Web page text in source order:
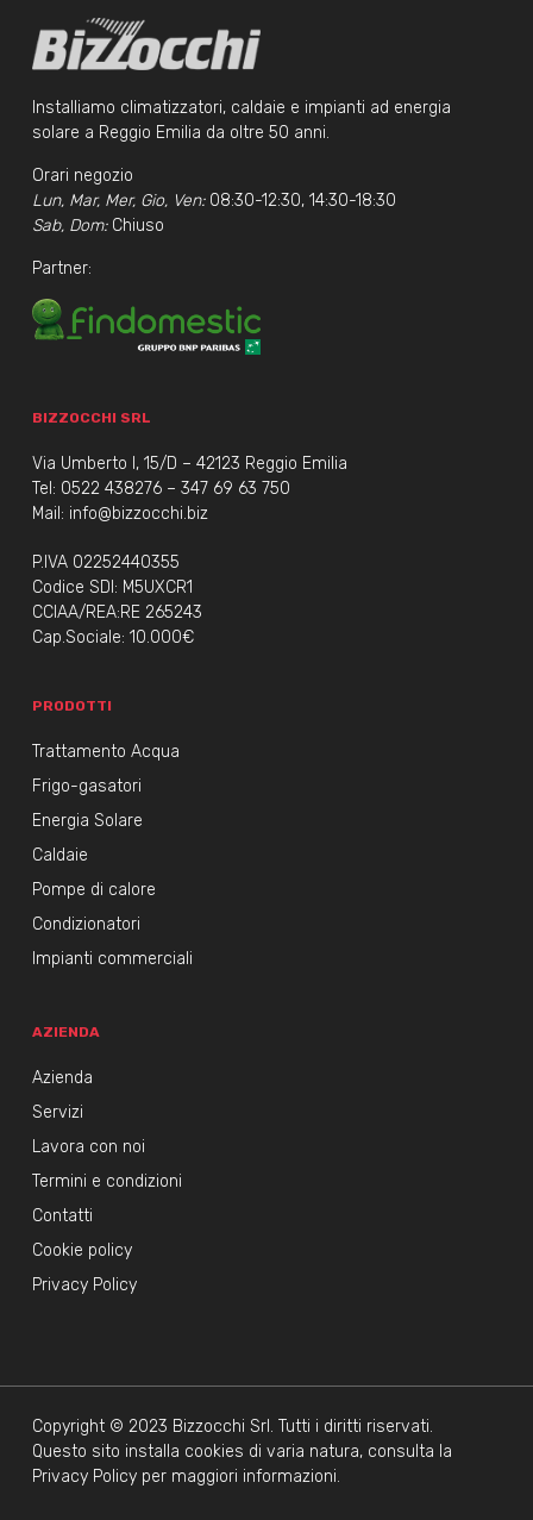
Installiamo climatizzatori, caldaie e impianti ad energia
solare a Reggio Emilia da oltre 50 anni.
Orari negozio
Lun, Mar, Mer, Gio, Ven:08:30-12:30, 14:30-18:30
Sab, Dom:Chiuso
Partner:
BIZZOCCHI SRL
Via Umberto I, 15/D – 42123 Reggio Emilia
Tel: 0522 438276– 347 69 63 750
Mail: info@bizzocchi.biz
P.IVA 02252440355
Codice SDI: M5UXCR1
CCIAA/REA:RE 265243
Cap.Sociale: 10.000€
PRODOTTI
Trattamento Acqua
Frigo-gasatori
Energia Solare
Caldaie
Pompe di calore
Condizionatori
Impianti commerciali
AZIENDA
Azienda
Servizi
Lavora con noi
Termini e condizioni
Contatti
Cookie policy
Privacy Policy
Copyright © 2023 Bizzocchi Srl. Tutti i diritti riservati.
Questo sito installa cookies di varia natura, consulta la
Privacy Policy per maggiori informazioni.